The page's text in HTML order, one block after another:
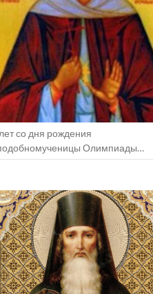
со дня рождения
Олимпиады
(+1938).